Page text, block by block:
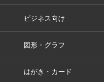
ビジネス向け
図形・グラフ
はがき・カード